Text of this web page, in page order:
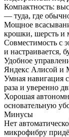
Компактность:
— туда, где
Мощное
крошки, шерсть и
Совместимость с
и настраивается,
Удобное
Яндекс Алисой и
Умная навигация
раза и уверенно
Хорошая
основательную
Минусы
Нет
микрофибру